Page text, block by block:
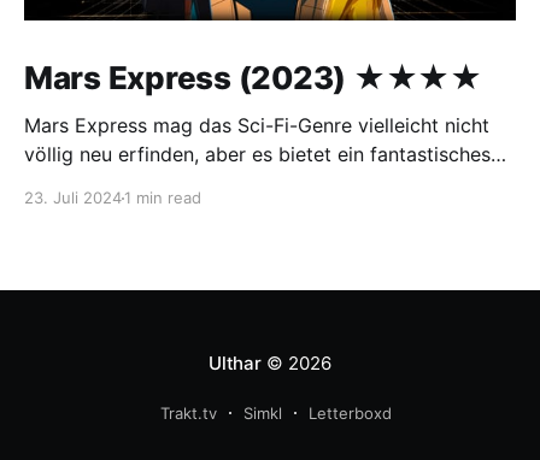
Mars Express (2023) ★★★★
Mars Express mag das Sci-Fi-Genre vielleicht nicht
völlig neu erfinden, aber es bietet ein fantastisches
23. Juli 20241 min read
Ulthar© 2026
Trakt.tv Simkl Letterboxd